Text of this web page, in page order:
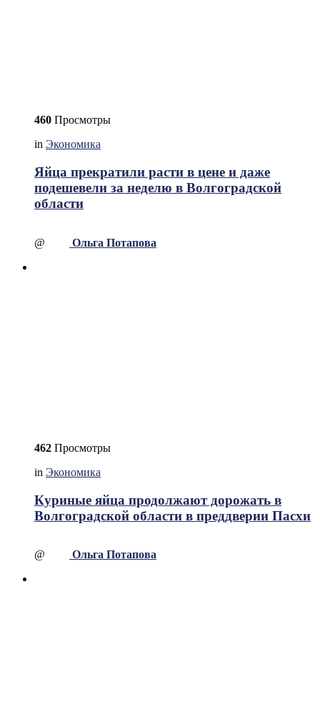
460 Просмотры
in Экономика
Яйца прекратили расти в цене и даже
подешевели за неделю в Волгоградской
области
@ Ольга Потапова
462 Просмотры
in Экономика
Куриные яйца продолжают дорожать в
Волгоградской области в преддверии Пасхи
@ Ольга Потапова